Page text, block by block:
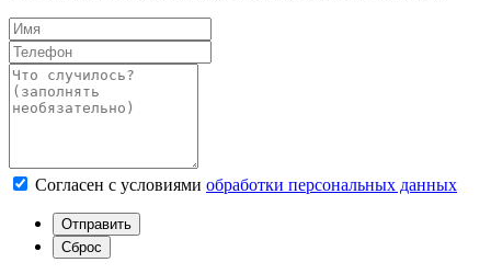
Согласен с условиями обработки персональных данных